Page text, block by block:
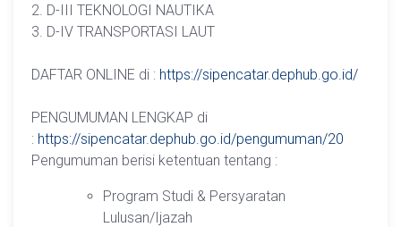
2. D-III TEKNOLOGI NAUTIKA
3. D-IV TRANSPORTASI LAUT
DAFTAR ONLINE di : https://sipencatar.dephub.go.id/
PENGUMUMAN LENGKAP di
: https://sipencatar.dephub.go.id/pengumuman/20
Pengumuman berisi ketentuan tentang :
Program Studi & Persyaratan
Lulusan/Ijazah